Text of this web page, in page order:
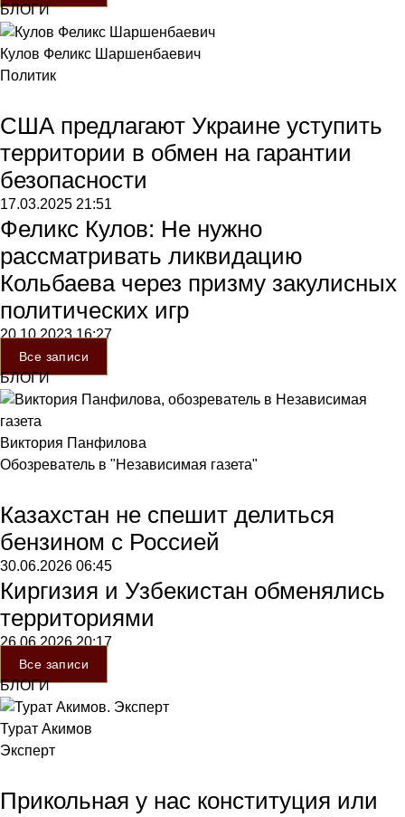
БЛОГИ
Кулов Феликс Шаршенбаевич
Политик
США предлагают Украине уступить
территории в обмен на гарантии
безопасности
17.03.2025 21:51
Феликс Кулов: Не нужно
рассматривать ликвидацию
Кольбаева через призму закулисных
политических игр
20.10.202316:27
Все записи
БЛОГИ
Виктория Панфилова
Обозреватель в "Независимая газета"
Казахстан не спешит делиться
бензином с Россией
30.06.2026 06:45
Киргизия и Узбекистан обменялись
территориями
26.06.202620:17
Все записи
БЛОГИ
Турат Акимов
Эксперт
Прикольная у нас конституция или